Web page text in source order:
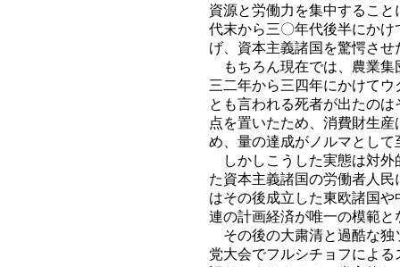
資源と労働力を集中するこ
代末から三〇年代後半にか
げ、資本主義諸国を驚愕させ
もちろん現在では、農業集
三二年から三四年にかけて
とも言われる死者が出たの
点を置いたため、消費財生
め、量の達成がノルマとして
しかしこうした実態は対外
た資本主義諸国の労働者人
はその後成立した東欧諸国
連の計画経済が唯一の模範
その後の大粛清と過酷な独
党大会でフルシチョフによ